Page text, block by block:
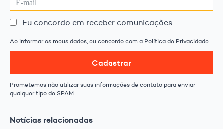
Eu concordo em receber comunicações.
Ao informar os meus dados, eu concordo com a Política de Privacidade.
Cadastrar
Prometemos não utilizar suas informações de contato para enviar
qualquer tipo de SPAM.
Notícias relacionadas